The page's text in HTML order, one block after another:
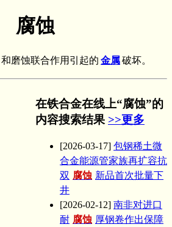
腐蚀
和磨蚀联合作用引起的 金属破坏。
在铁合金在线上“腐蚀”的
内容搜索结果 >>更多
[2026-03-17] 包钢稀土微
合金能源管家族再扩容抗
双 腐蚀 新品首次批量下
井
[2026-02-12] 南非对进口
耐 腐蚀 厚钢卷作出保障